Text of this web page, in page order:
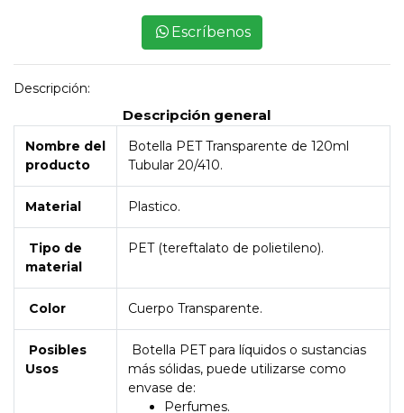
Escríbenos
Descripción:
Descripción general
Nombre del
producto
Botella PET Transparente de 120ml
Tubular 20/410.
Material Plastico.
Tipo de
material
PET (tereftalato de polietileno).
Color Cuerpo Transparente.
Posibles
Usos
Botella PET para líquidos o sustancias
más sólidas, puede utilizarse como
envase de:
Perfumes.